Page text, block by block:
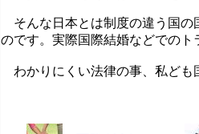
そんな日本とは制度の違う国の
のです。実際国際結婚などでの
わかりにくい法律の事、私ども